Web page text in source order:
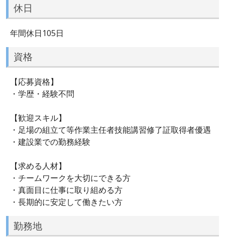
休日
年間休日105日
資格
【応募資格】
・学歴・経験不問
【歓迎スキル】
・足場の組立て等作業主任者技能講習修了証取得者優遇
・建設業での勤務経験
【求める人材】
・チームワークを大切にできる方
・真面目に仕事に取り組める方
・長期的に安定して働きたい方
勤務地